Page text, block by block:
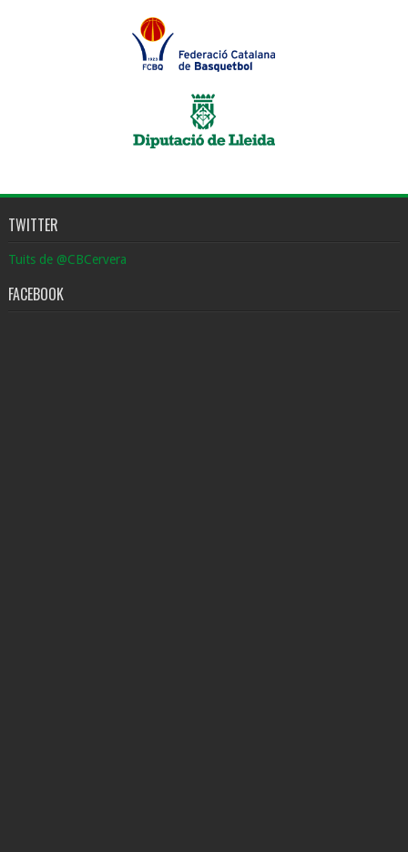
TWITTER
Tuits de @CBCervera
FACEBOOK